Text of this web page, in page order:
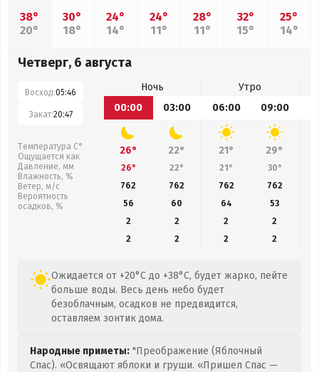
38°
20°
30°
18°
24°
14°
24°
11°
28°
11°
32°
15°
25°
14°
Четверг, 6 августа
Восход:05:46
Закат:20:47
Температура С°
Ощущается как
Давление, мм
Влажность, %
Ветер, м/с
Вероятность
осадков, %
Ночь
Утро
00:00
03:00 06:00 09:00
26° 22° 21° 29°
26° 22° 21° 30°
762
762 762 762
56
60 64
53
2
2 2
2
2
2 2 2
Ожидается от +20°C до +38°C, будет жарко, пейте
больше воды. Весь день небо будет
безоблачным, осадков не предвидится,
оставляем зонтик дома.
Народные приметы: "Преображение (Яблочный
Спас). «Освящают яблоки и груши. «Пришел Спас —